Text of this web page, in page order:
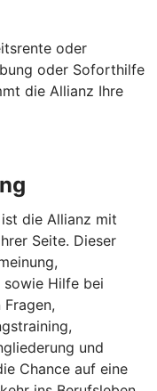
oder
oder Soforthilfe
die Allianz Ihre
die Allianz mit
Seite. Dieser
Hilfe bei
und
Chance auf eine